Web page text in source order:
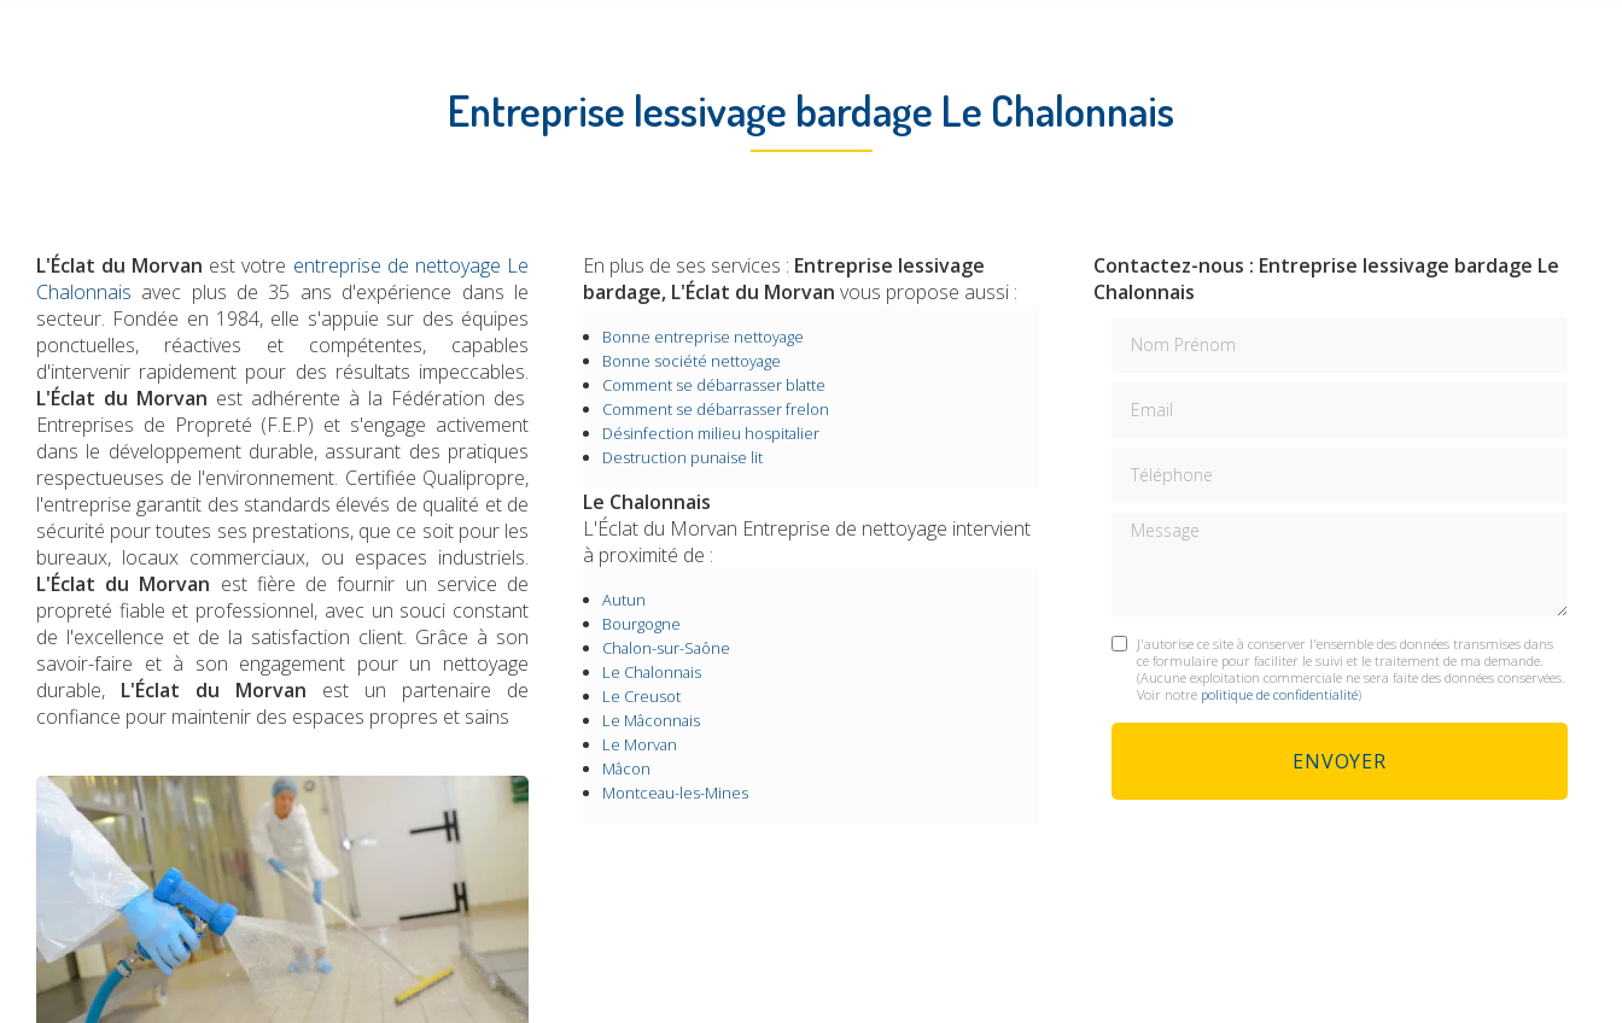
Entreprise lessivage bardage Le Chalonnais
L'Éclat du Morvan est votre entreprise de nettoyage Le
Chalonnais avec plus de 35 ans d'expérience dans le
secteur. Fondée en 1984, elle s'appuie sur des équipes
ponctuelles, réactives et compétentes, capables
d'intervenir rapidement pour des résultats impeccables.
L'Éclat du Morvan est adhérente à la Fédération des
Entreprises de Propreté (F.E.P) et s'engage activement
dans le développement durable, assurant des pratiques
respectueuses de l'environnement. Certifiée Qualipropre,
l'entreprise garantit des standards élevés de qualité et de
sécurité pour toutes ses prestations, que ce soit pour les
bureaux, locaux commerciaux, ou espaces industriels.
L'Éclat du Morvan est fière de fournir un service de
propreté fiable et professionnel, avec un souci constant
de l'excellence et de la satisfaction client. Grâce à son
savoir-faire et à son engagement pour un nettoyage
durable, L'Éclat du Morvan est un partenaire de
confiance pour maintenir des espaces propres et sains
En plus de ses services : Entreprise lessivage
bardage, L'Éclat du Morvan vous propose aussi :
Bonne entreprise nettoyage
Bonne société nettoyage
Comment se débarrasser blatte
Comment se débarrasser frelon
Désinfection milieu hospitalier
Destruction punaise lit
Le Chalonnais
L'Éclat du Morvan Entreprise de nettoyage intervient
à proximité de :
Autun
Bourgogne
Chalon-sur-Saône
Le Chalonnais
Le Creusot
Le Mâconnais
Le Morvan
Mâcon
Montceau-les-Mines
Contactez-nous : Entreprise lessivage bardage Le
Chalonnais
Message
J'autorise ce site à conserver l'ensemble des données transmises dans
ce formulaire pour faciliter le suivi et le traitement de ma demande.
(Aucune exploitation commerciale ne sera faite des données conservées.
Voir notre politique de confidentialité)